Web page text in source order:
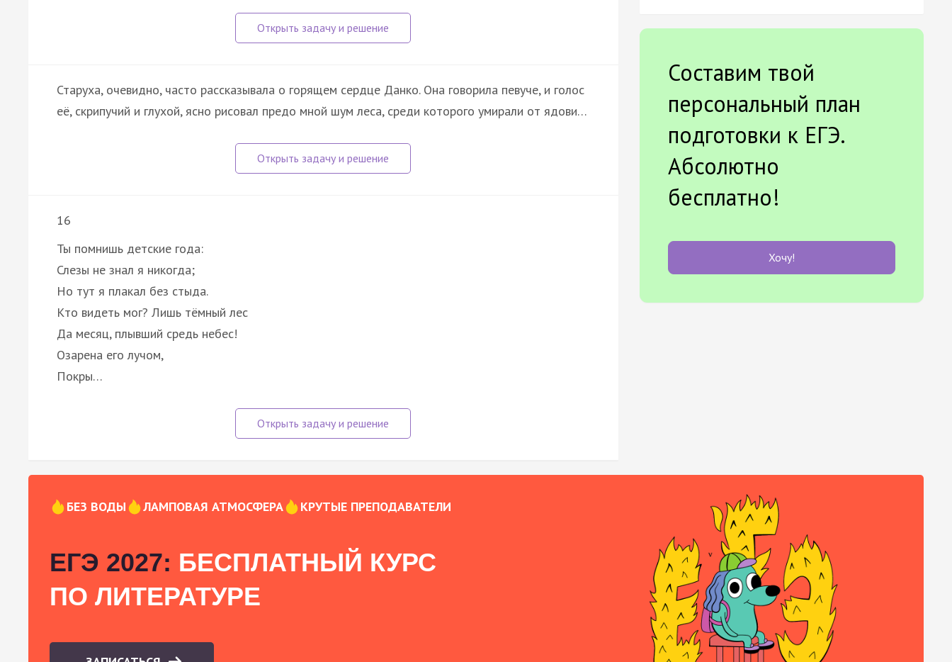
Старуха, очевидно, часто рассказывала о горящем сердце Данко. Она говорила певуче, и голос
её, скрипучий и глухой, ясно рисовал предо мной шум леса, среди которого умирали от ядови…
16
Ты помнишь детские года:
Слезы не знал я никогда;
Но тут я плакал без стыда.
Кто видеть мог? Лишь тёмный лес
Да месяц, плывший средь небес!
Озарена его лучом,
Покры…
Составим твой
персональный план
подготовки к ЕГЭ.
Абсолютно
бесплатно!
Хочу!
БЕЗ ВОДЫ ЛАМПОВАЯ АТМОСФЕРА КРУТЫЕ ПРЕПОДАВАТЕЛИ
ЕГЭ 2027: БЕСПЛАТНЫЙ КУРС
ПО ЛИТЕРАТУРЕ